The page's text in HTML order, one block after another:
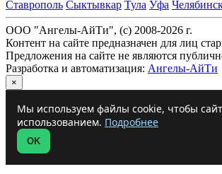
Ставрополь Сыктывкар Тула Уфа
ООО "Ангелы-АйТи", (c) 2008-2026 г.
Контент на сайте предназначен для лиц
Предложения на сайте не являются
Разработка и автоматизация: Ангелы-АйТи
×
Мы используем файлы cookie, чтобы
использованием. Подробнее
OK